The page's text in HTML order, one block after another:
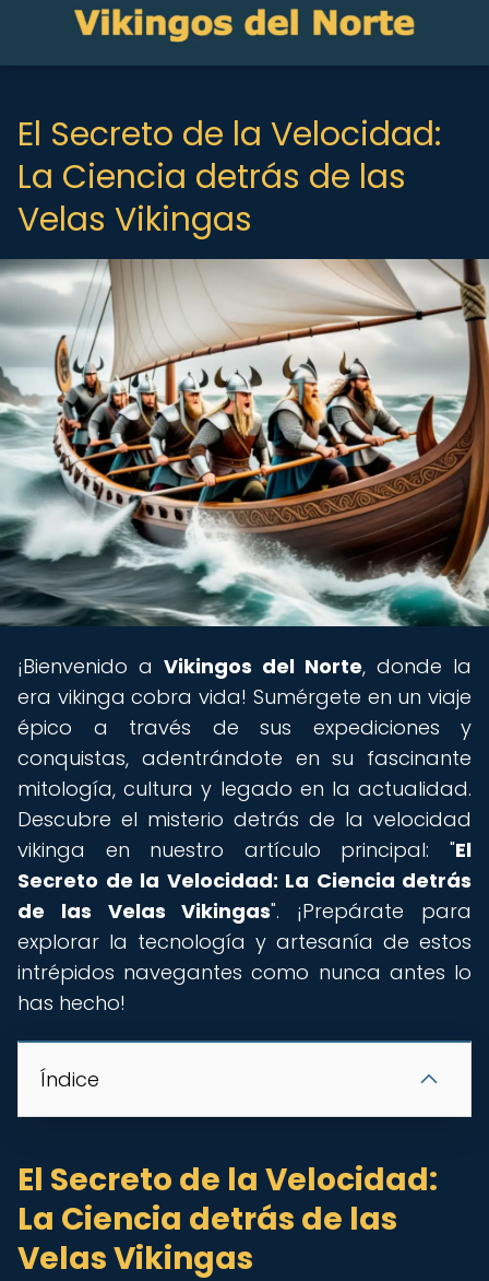
El Secreto de la Velocidad:
La Ciencia detrás de las
Velas Vikingas
¡Bienvenido a Vikingos del Norte, donde la
era vikinga cobra vida! Sumérgete en un viaje
épico a través de sus expediciones y
conquistas, adentrándote en su fascinante
mitología, cultura y legado en la actualidad.
Descubre el misterio detrás de la velocidad
vikinga en nuestro artículo principal: "El
Secreto de la Velocidad: La Ciencia detrás
de las Velas Vikingas". ¡Prepárate para
explorar la tecnología y artesanía de estos
intrépidos navegantes como nunca antes lo
has hecho!
Índice
El Secreto de la Velocidad:
La Ciencia detrás de las
Velas Vikingas